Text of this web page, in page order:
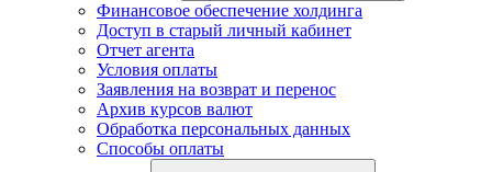
Финансовое обеспечение холдинга
Доступ в старый личный кабинет
Отчет агента
Условия оплаты
Заявления на возврат и перенос
Архив курсов валют
Обработка персональных данных
Способы оплаты